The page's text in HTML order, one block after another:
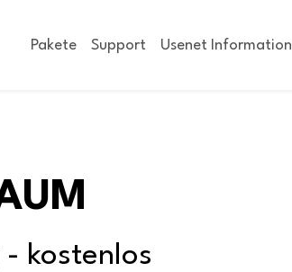
Pakete Support Usenet Information
kostenlos